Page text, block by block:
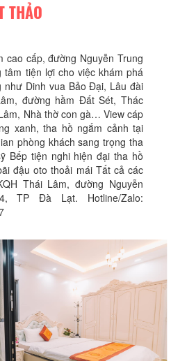
THẢO
cao cấp, đường Nguyễn Trung
tiện lợi cho việc khám phá
như Dinh vua Bảo Đại, Lâu đài
đường hầm Đất Sét, Thác
Nhà thờ con gà… View cáp
xanh, tha hồ ngắm cảnh tại
phòng khách sang trọng tha
Bếp tiện nghi hiện đại tha hồ
đậu oto thoải mái Tất cả các
Thái Lâm, đường Nguyễn
TP Đà Lạt. Hotline/Zalo: